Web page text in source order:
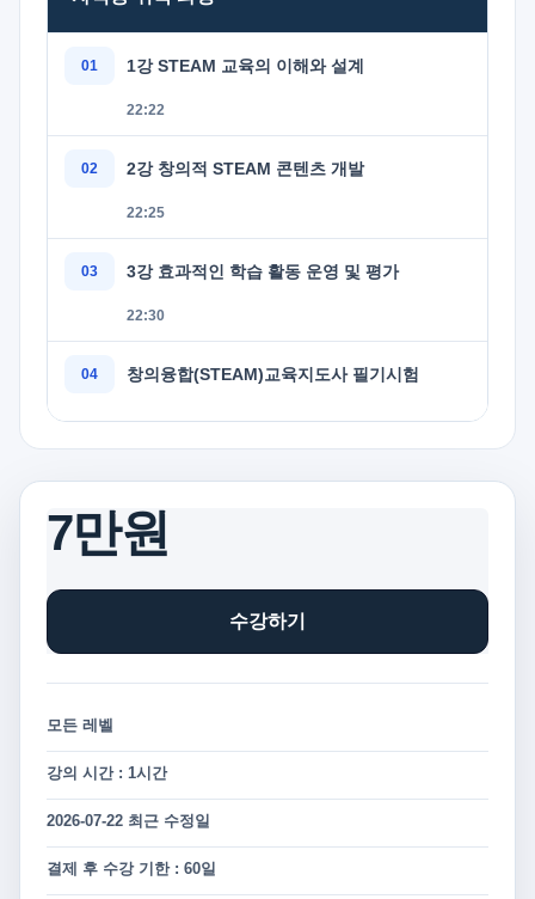
1강 STEAM 교육의 이해와 설계
22:22
2강 창의적 STEAM 콘텐츠 개발
22:25
3강 효과적인 학습 활동 운영 및 평가
22:30
창의융합(STEAM)교육지도사 필기시험
7만원
수강하기
모든 레벨
강의 시간 : 1시간
2026-07-22 최근 수정일
결제 후 수강 기한 : 60일